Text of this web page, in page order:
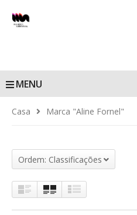
MENU
Casa Marca "Aline Fornel"
Ordem: Classificações